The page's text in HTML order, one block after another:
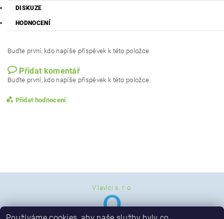
DISKUZE
HODNOCENÍ
Buďte první, kdo napíše příspěvek k této položce.
Přidat komentář
Buďte první, kdo napíše příspěvek k této položce.
Přidat hodnocení
V lavici s. r. o.